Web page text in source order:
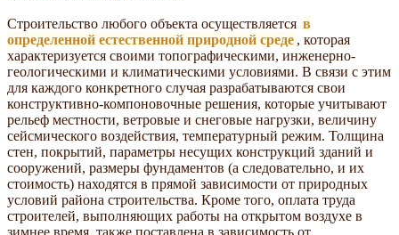
Строительство любого объекта осуществляется в
определенной естественной природной среде , которая
характеризуется своими топографическими, инженерно-
геологическими и климатическими условиями. В связи с этим
для каждого конкретного случая разрабатываются свои
конструктивно-компоновочные решения, которые учитывают
рельеф местности, ветровые и снеговые нагрузки, величину
сейсмического воздействия, температурный режим. Толщина
стен, покрытий, параметры несущих конструкций зданий и
сооружений, размеры фундаментов (а следовательно, и их
стоимость) находятся в прямой зависимости от природных
условий района строительства. Кроме того, оплата труда
строителей, выполняющих работы на открытом воздухе в
зимнее время, также поставлена в зависимость от